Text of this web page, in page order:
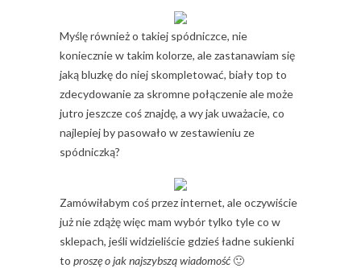
Myślę również o takiej spódniczce, nie
koniecznie w takim kolorze, ale zastanawiam się
jaką bluzkę do niej skompletować, biały top to
zdecydowanie za skromne połączenie ale może
jutro jeszcze coś znajdę, a wy jak uważacie, co
najlepiej by pasowało w zestawieniu ze
spódniczką?
Zamówiłabym coś przez internet, ale oczywiście
już nie zdążę więc mam wybór tylko tyle co w
sklepach, jeśli widzieliście gdzieś ładne sukienki
to proszę o jak najszybszą wiadomość 🙂